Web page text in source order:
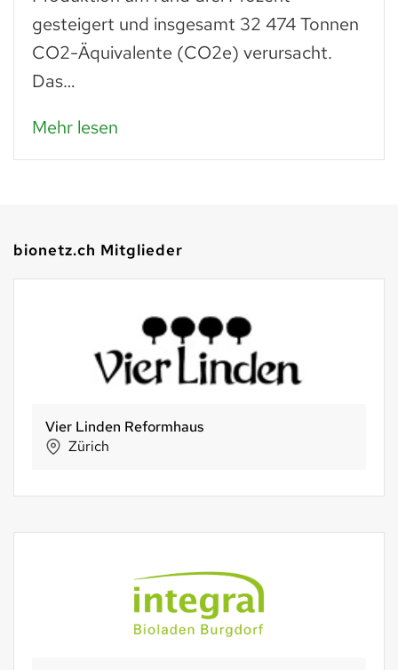
gesteigert und insgesamt 32 474 Tonnen
CO2-Äquivalente (CO2e) verursacht.
Das…
Mehr lesen
bionetz.ch Mitglieder
Steiner-Mühle AG
Zollbrück